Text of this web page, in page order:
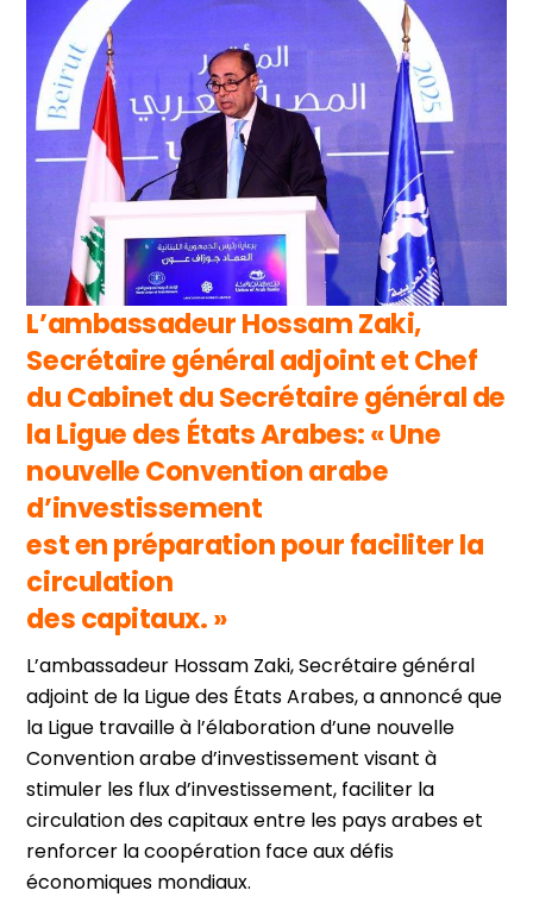
L’ambassadeur Hossam Zaki,
Secrétaire général adjoint et Chef
du Cabinet du Secrétaire général de
la Ligue des États Arabes: « Une
nouvelle Convention arabe
d’investissement
est en préparation pour faciliter la
circulation
des capitaux. »
L’ambassadeur Hossam Zaki, Secrétaire général
adjoint de la Ligue des États Arabes, a annoncé que
la Ligue travaille à l’élaboration d’une nouvelle
Convention arabe d’investissement visant à
stimuler les flux d’investissement, faciliter la
circulation des capitaux entre les pays arabes et
renforcer la coopération face aux défis
économiques mondiaux.